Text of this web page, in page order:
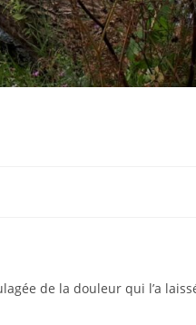
de la douleur qui l’a